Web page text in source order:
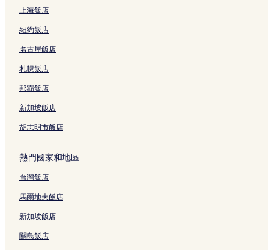
上海飯店
紐約飯店
名古屋飯店
札幌飯店
那霸飯店
新加坡飯店
胡志明市飯店
熱門國家和地區
台灣飯店
馬爾地夫飯店
新加坡飯店
關島飯店